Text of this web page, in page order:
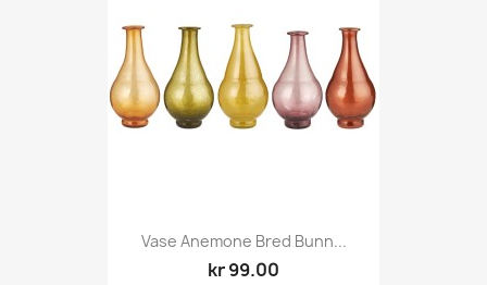
Vase Anemone Bred Bunn...
kr 99.00